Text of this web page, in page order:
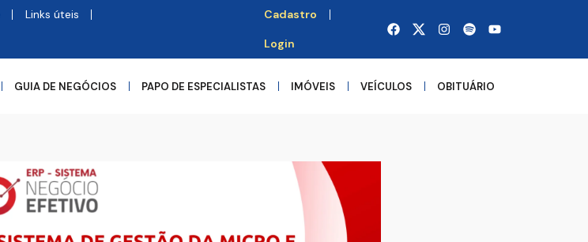
Links úteis Cadastro
Login
GUIA DE NEGÓCIOS PAPO DE ESPECIALISTAS IMÓVEIS VEÍCULOS OBITUÁRIO